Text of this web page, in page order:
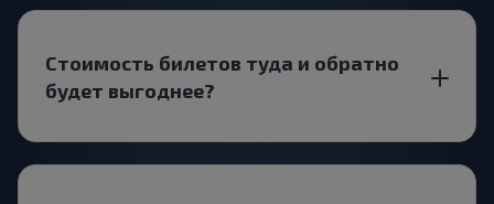
Стоимость билетов туда и обратно
будет выгоднее?